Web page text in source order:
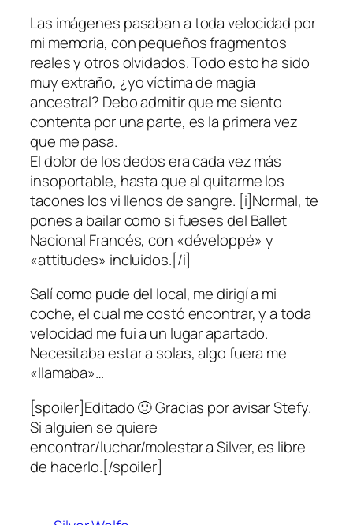
Las imágenes pasaban a toda velocidad por
mi memoria, con pequeños fragmentos
reales y otros olvidados. Todo esto ha sido
muy extraño, ¿yo víctima de magia
ancestral? Debo admitir que me siento
contenta por una parte, es la primera vez
que me pasa.
El dolor de los dedos era cada vez más
insoportable, hasta que al quitarme los
tacones los vi llenos de sangre. [i]Normal, te
pones a bailar como si fueses del Ballet
Nacional Francés, con «développé» y
«attitudes» incluidos.[/i]
Salí como pude del local, me dirigí a mi
coche, el cual me costó encontrar, y a toda
velocidad me fui a un lugar apartado.
Necesitaba estar a solas, algo fuera me
«llamaba»…
[spoiler]Editado 🙂 Gracias por avisar Stefy.
Si alguien se quiere
encontrar/luchar/molestar a Silver, es libre
de hacerlo.[/spoiler]